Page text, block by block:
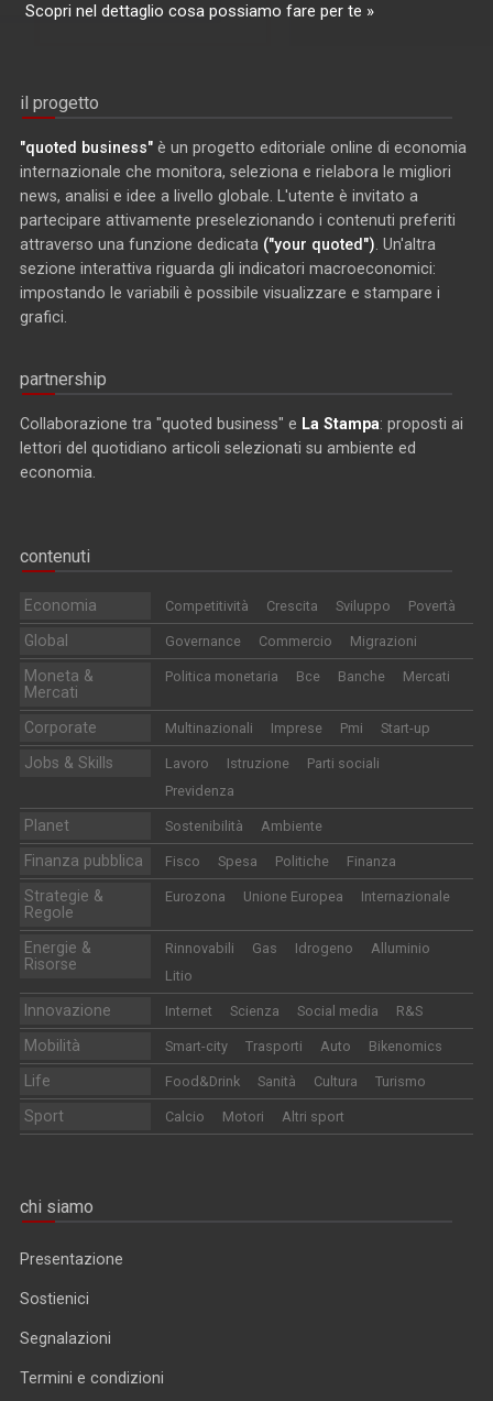
Scopri nel dettaglio cosa possiamo fare per te »
il progetto
"quoted business" è un progetto editoriale online di economia
internazionale che monitora, seleziona e rielabora le migliori
news, analisi e idee a livello globale. L'utente è invitato a
partecipare attivamente preselezionando i contenuti preferiti
attraverso una funzione dedicata ("your quoted") . Un'altra
sezione interattiva riguarda gli indicatori macroeconomici:
impostando le variabili è possibile visualizzare e stampare i
grafici.
partnership
Collaborazione tra "quoted business" e La Stampa: proposti ai
lettori del quotidiano articoli selezionati su ambiente ed
economia.
contenuti
Economia Competitività Crescita Sviluppo Povertà
Global Governance Commercio Migrazioni
Moneta &
Mercati
Politica monetaria Bce Banche Mercati
Corporate Multinazionali Imprese Pmi Start-up
Jobs & Skills Lavoro Istruzione
Parti sociali
Previdenza
Planet Sostenibilità Ambiente
Finanza pubblica Fisco Spesa Politiche Finanza
Strategie &
Regole
Eurozona Unione Europea Internazionale
Energie &
Risorse
Rinnovabili Gas Idrogeno
Alluminio
Litio
Innovazione Internet Scienza Social media R&S
Mobilità Smart-city Trasporti Auto Bikenomics
Life Food&Drink Sanità Cultura Turismo
Sport Calcio Motori Altri sport
chi siamo
Presentazione
Sostienici
Segnalazioni
Termini e condizioni